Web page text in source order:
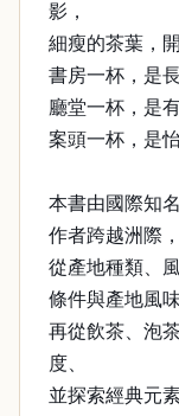
影，
細瘦的茶葉，
書房一杯，是
廳堂一杯，是
案頭一杯，是
本書由國際知
作者跨越洲際
從產地種類、
條件與產地風味
再從飲茶、泡
度、
並探索經典元